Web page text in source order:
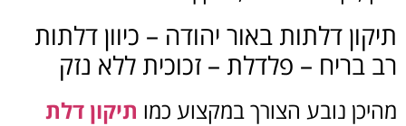
תיקון דלתות באור יהודה – כיוון דלתות
רב בריח – פלדלת – זכוכית ללא נזק
מהיכן נובע הצורך במקצוע כמו תיקון דלת